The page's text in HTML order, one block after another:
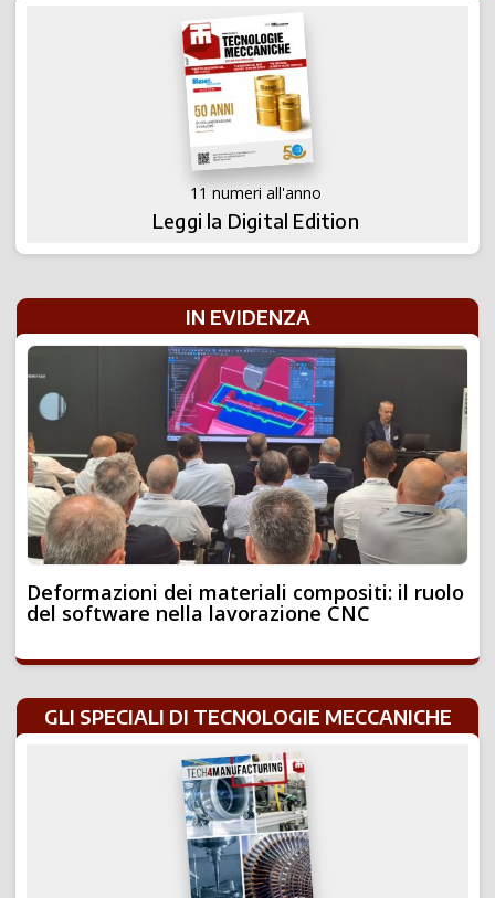
11 numeri all'anno
Leggi la Digital Edition
IN EVIDENZA
Deformazioni dei materiali compositi: il ruolo
del software nella lavorazione CNC
GLI SPECIALI DI TECNOLOGIE MECCANICHE